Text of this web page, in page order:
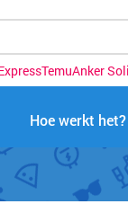
TemuAnker
Hoe werkt het?